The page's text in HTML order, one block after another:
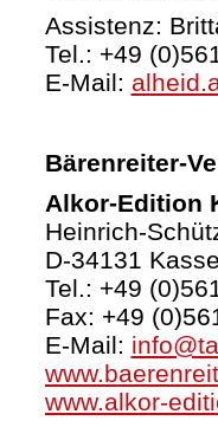
Assistenz:
Tel.: +49
E-Mail:
Bärenreiter-
Alkor-Edition
Heinrich-
D-34131
Tel.: +49
Fax: +49
E-Mail:
www.alkor-